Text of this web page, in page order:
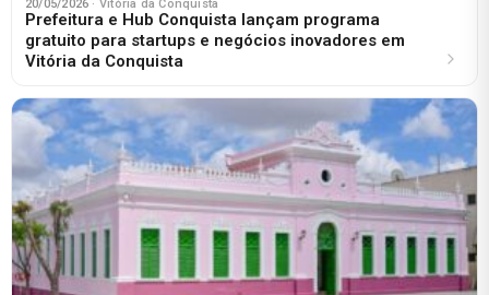
20/05/2026 · Vitória da Conquista
Prefeitura e Hub Conquista lançam programa
gratuito para startups e negócios inovadores em
Vitória da Conquista